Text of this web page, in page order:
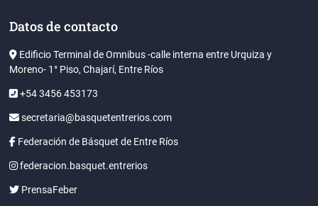
Datos de contacto
Edificio Terminal de Omnibus -calle interna entre Urquiza y
Moreno- 1° Piso, Chajarí, Entre Ríos
+54 3456 453173
secretaria@basquetentrerios.com
Federación de Básquet de Entre Ríos
federacion.basquet.entrerios
PrensaFeber